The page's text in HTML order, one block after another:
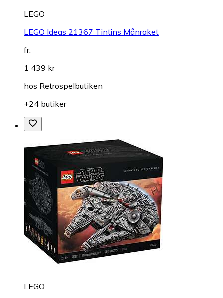
LEGO
LEGO Ideas 21367 Tintins Månraket
fr.
1 439 kr
hos Retrospelbutiken
+24 butiker
LEGO